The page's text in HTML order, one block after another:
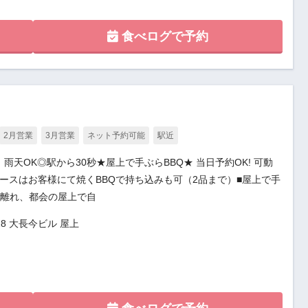
食べログで予約
2月営業 3月営業 ネット予約可能 駅近
雨天OK◎駅から30秒★屋上で手ぶらBBQ★ 当日予約OK! 可動
スはお客様にて焼くBBQで持ち込みも可（2品まで）■屋上で手
れ、都会の屋上で自
大長今ビル 屋上